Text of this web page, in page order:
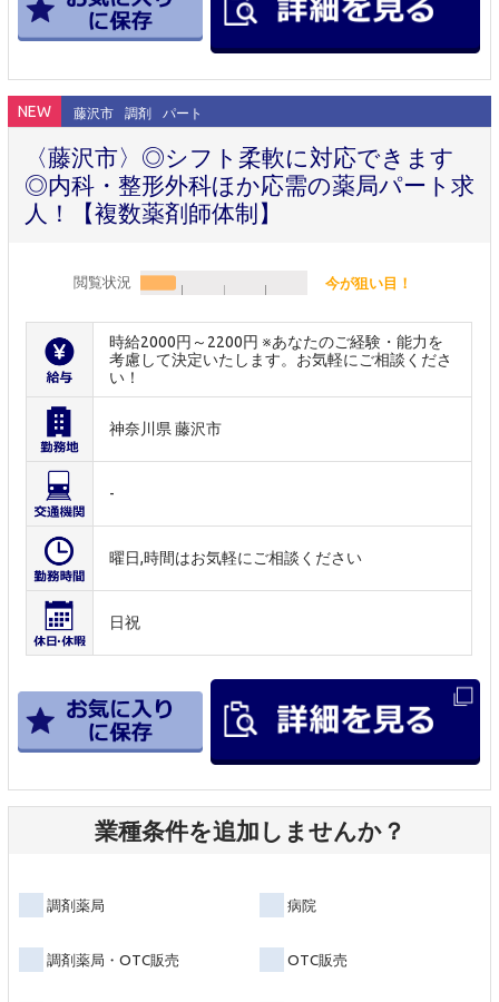
NEW 藤沢市 調剤 パート
〈藤沢市〉◎シフト柔軟に対応できます
◎内科・整形外科ほか応需の薬局パート求
人！【複数薬剤師体制】
閲覧状況 今が狙い目！
時給2000円～2200円 ※あなたのご経験・能力を
考慮して決定いたします。お気軽にご相談くださ
い！
神奈川県 藤沢市
-
曜日,時間はお気軽にご相談ください
日祝
業種条件を追加しませんか？
調剤薬局 病院
調剤薬局・OTC販売 OTC販売